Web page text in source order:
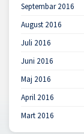
Septembar 2016
August 2016
Juli 2016
Juni 2016
Maj 2016
April 2016
Mart 2016